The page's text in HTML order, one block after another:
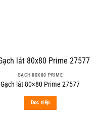
GẠCH 80X80 PRIME
Gạch lát 80×80 Prime 27577
Đọc tiếp